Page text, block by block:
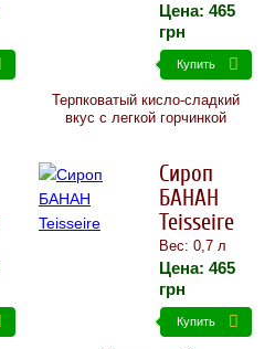
Цена: 465
грн
Купить
Терпковатый кисло-сладкий
вкус с легкой горчинкой
Сироп
БАНАН
Teisseire
Вес: 0,7 л
Цена: 465
грн
Купить